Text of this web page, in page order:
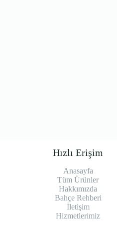
Hızlı Erişim
Anasayfa
Tüm Ürünler
Hakkımızda
Bahçe Rehberi
İletişim
Hizmetlerimiz